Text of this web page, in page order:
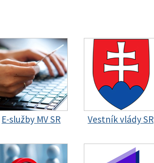
E-služby MV SR Vestník vlády SR